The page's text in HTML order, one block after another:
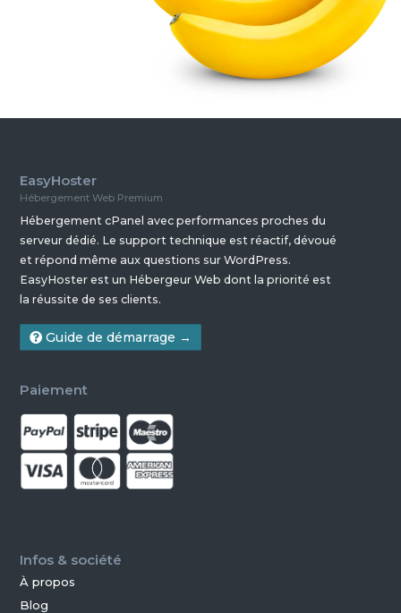
EasyHoster
Hébergement Web Premium
Hébergement cPanel avec performances proches du
serveur dédié. Le support technique est réactif, dévoué
et répond même aux questions sur WordPress.
EasyHoster est un Hébergeur Web dont la priorité est
la réussite de ses clients.
Guide de démarrage →
Paiement
Infos & société
À propos
Blog